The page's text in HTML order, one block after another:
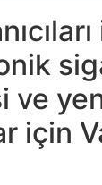
ve
için